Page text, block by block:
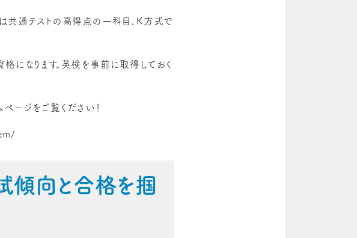
共通テストの高得点の一科目、K方式で
になります。英検を事前に取得しておく
ージをご覧ください！
傾向と合格を掴